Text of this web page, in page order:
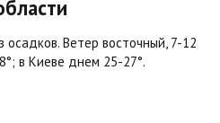
осадков. Ветер восточный, 7-12
в Киеве днем 25-27°.